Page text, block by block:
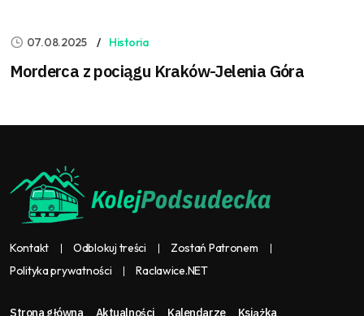
07.08.2025 Historia
Morderca z pociągu Kraków-Jelenia Góra
Kontakt Odblokuj treści
Zostań Patronem
Polityka prywatności
Raclawice.NET